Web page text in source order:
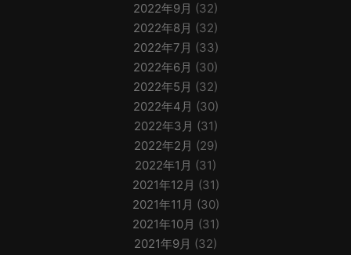
2022年9月 (32)
2022年8月 (32)
2022年7月 (33)
2022年6月 (30)
2022年5月 (32)
2022年4月 (30)
2022年3月 (31)
2022年2月 (29)
2022年1月 (31)
2021年12月 (31)
2021年11月 (30)
2021年10月 (31)
2021年9月 (32)